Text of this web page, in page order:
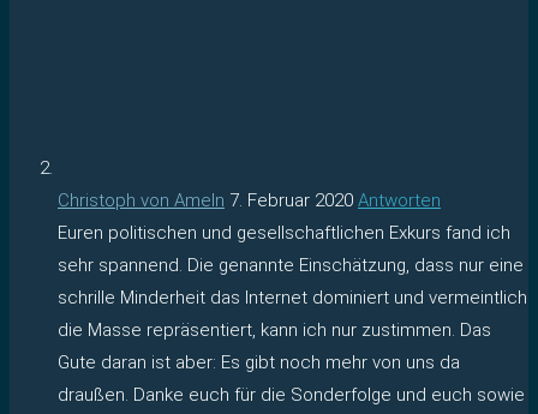
Christoph von Ameln 7. Februar 2020 Antworten
Euren politischen und gesellschaftlichen Exkurs fand ich
sehr spannend. Die genannte Einschätzung, dass nur eine
schrille Minderheit das Internet dominiert und vermeintlich
die Masse repräsentiert, kann ich nur zustimmen. Das
Gute daran ist aber: Es gibt noch mehr von uns da
draußen. Danke euch für die Sonderfolge und euch sowie